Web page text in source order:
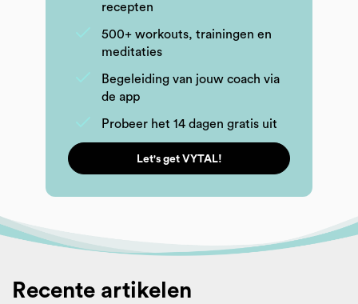
recepten
500+ workouts, trainingen en
meditaties
Begeleiding van jouw coach via
de app
Probeer het 14 dagen gratis uit
Let's get VYTAL!
Recente artikelen